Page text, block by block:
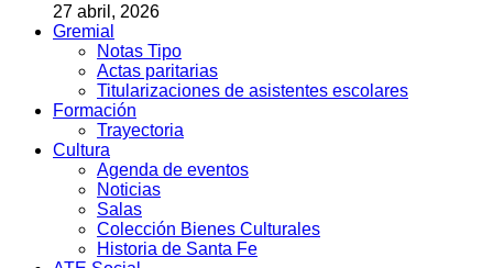
27 abril, 2026
Gremial
Notas Tipo
Actas paritarias
Titularizaciones de asistentes escolares
Formación
Trayectoria
Cultura
Agenda de eventos
Noticias
Salas
Colección Bienes Culturales
Historia de Santa Fe